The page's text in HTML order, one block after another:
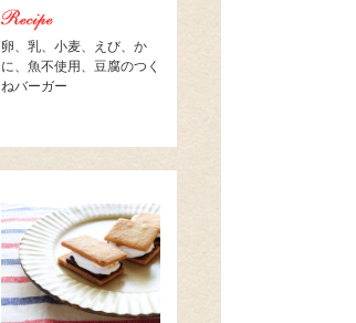
卵、乳、小麦、えび、か
に、魚不使用、豆腐のつく
ねバーガー